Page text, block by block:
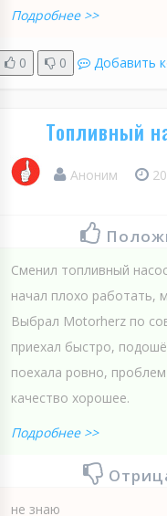
Подробнее >>
0 0 Добавить
Топливный
Аноним
Сменил топливный
начал плохо работать,
Выбрал Motorherz по
приехал быстро,
поехала ровно,
качество хорошее.
Подробнее >>
не знаю